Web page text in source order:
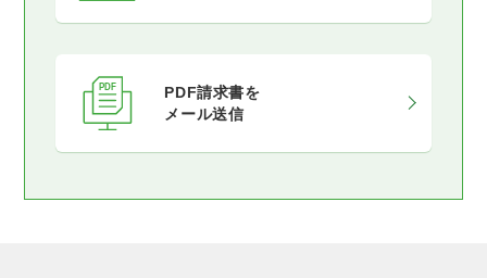
PDF請求書を
メール送信